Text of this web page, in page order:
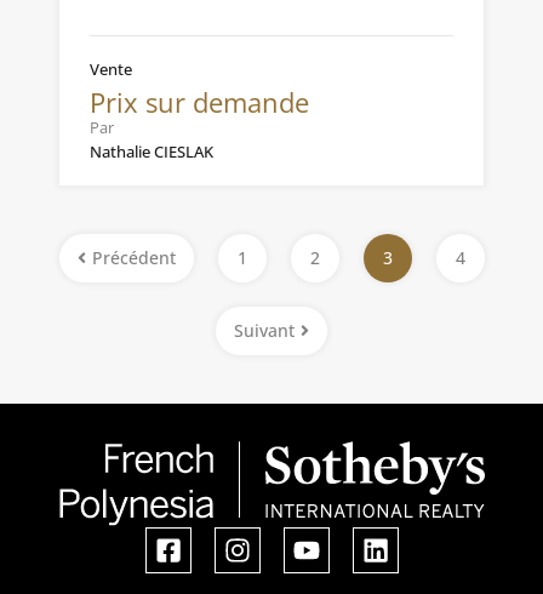
Vente
Prix sur demande
Par
Nathalie CIESLAK
Précédent 1 2 3 4
Suivant